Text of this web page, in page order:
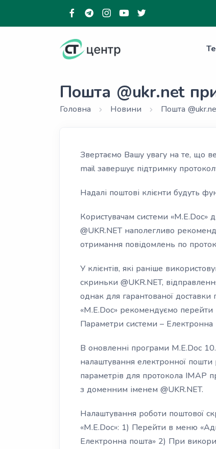
Пошта @ukr.net
Головна Новини Пошта
Звертаємо Вашу увагу на те, що
mail завершує підтримку
Надалі поштові клієнти будуть
Користувачам системи
@UKR.NET наполегливо
отримання повідомлень по
У клієнтів, які раніше
скриньки @UKR.NET,
однак для гарантованої
«M.E.Doc» рекомендуємо
Параметри системи – Електронна
В оновленні програми M.E.Doc
налаштування електронної
параметрів для протокола ІМАР
з доменним іменем @UKR.NET.
Налаштування роботи поштової
«M.E.Doc»: 1) Перейти в меню
Електронна пошта» 2) При